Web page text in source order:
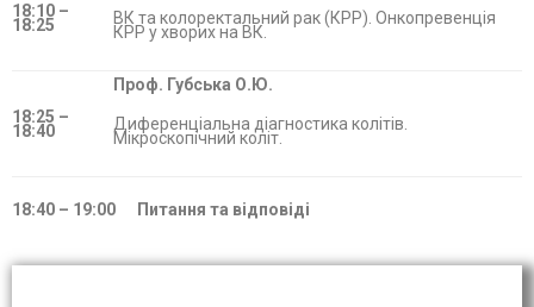
18:10 –
18:25 ВК та колоректальний рак (КРР). Онкопревенція
КРР у хворих на ВК.
18:25 –
18:40
Проф. Губська О.Ю.
Диференціальна діагностика колітів.
Мікроскопічний коліт.
18:40 – 19:00 Питання та відповіді